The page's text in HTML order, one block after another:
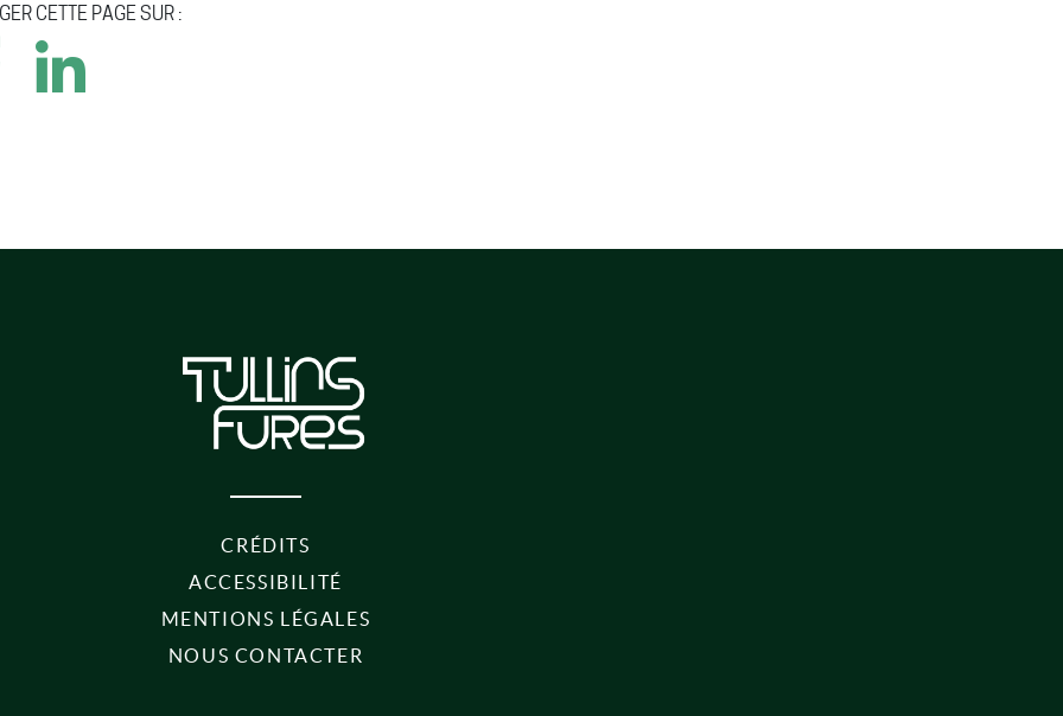
CETTE PAGE SUR :
CRÉDITS
ACCESSIBILITÉ
MENTIONS LÉGALES
NOUS CONTACTER